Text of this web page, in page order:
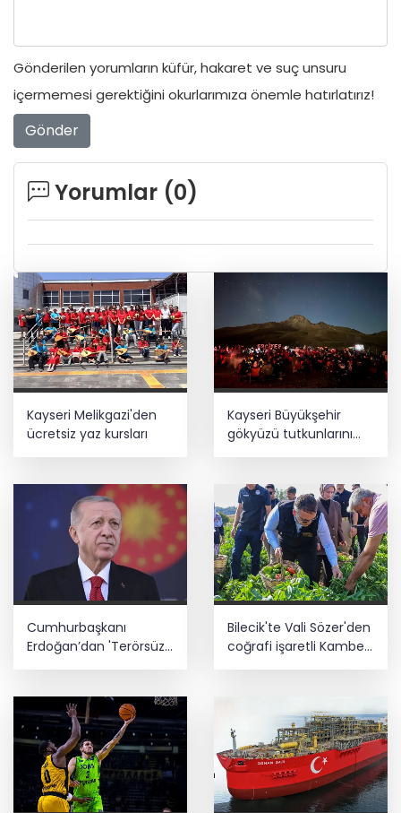
Gönderilen yorumların küfür, hakaret ve suç unsuru
içermemesi gerektiğini okurlarımıza önemle hatırlatırız!
Gönder
Yorumlar (0)
Kayseri Melikgazi'den
ücretsiz yaz kursları
Kayseri Büyükşehir
gökyüzü tutkunlarını
Erciyes'te buluşturacak
Cumhurbaşkanı
Erdoğan’dan 'Terörsüz
Bilecik'te Vali Sözer'den
coğrafi işaretli Kamber